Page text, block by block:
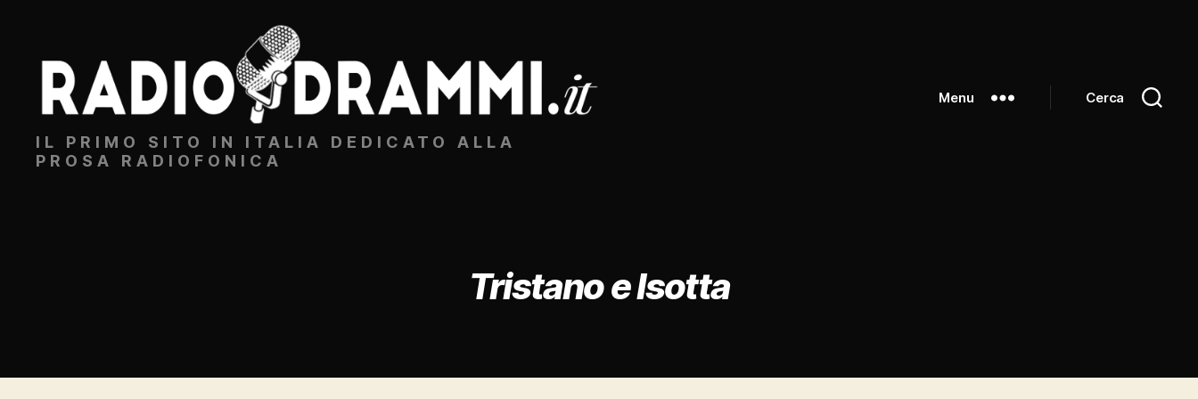
Radiodrammi.it
IL PRIMO SITO IN ITALIA DEDICATO ALLA
PROSA RADIOFONICA
Menu Cerca
Tristano e Isotta